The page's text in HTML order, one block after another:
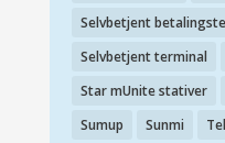
Selvbetjent
Selvbetjent terminal
Star mUnite stativer
Sumup
Sunmi